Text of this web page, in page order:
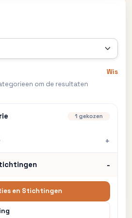
om de resultaten
Wis
1 gekozen
en Stichtingen